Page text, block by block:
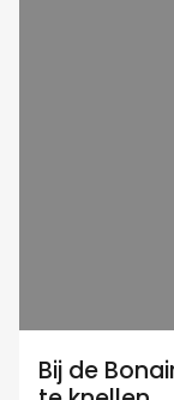
Bij de